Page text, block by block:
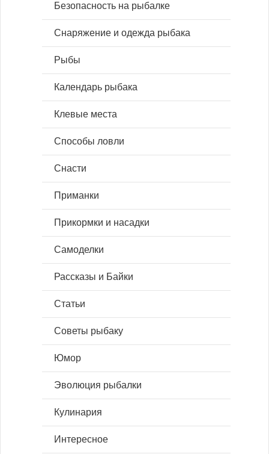
Безопасность на рыбалке
Снаряжение и одежда рыбака
Рыбы
Календарь рыбака
Клевые места
Способы ловли
Снасти
Приманки
Прикормки и насадки
Самоделки
Рассказы и Байки
Статьи
Советы рыбаку
Юмор
Эволюция рыбалки
Кулинария
Интересное